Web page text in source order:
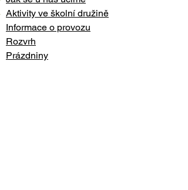
Aktivity ve školní družině
Informace o provozu
Rozvrh
Prázdniny